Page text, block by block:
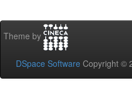
Theme by
DSpace Software Copyright ©